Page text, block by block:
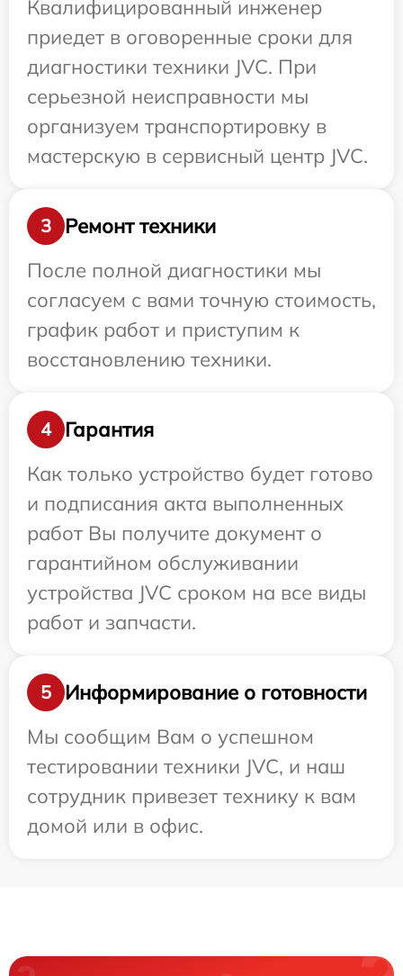
Квалифицированный инженер
приедет в оговоренные сроки для
диагностики техники JVC. При
серьезной неисправности мы
организуем транспортировку в
мастерскую в сервисный центр JVC.
3
Ремонт техники
После полной диагностики мы
согласуем с вами точную стоимость,
график работ и приступим к
восстановлению техники.
4
Гарантия
Как только устройство будет готово
и подписания акта выполненных
работ Вы получите документ о
гарантийном обслуживании
устройства JVC сроком на все виды
работ и запчасти.
5
Информирование о готовности
Мы сообщим Вам о успешном
тестировании техники JVC, и наш
сотрудник привезет технику к вам
домой или в офис.